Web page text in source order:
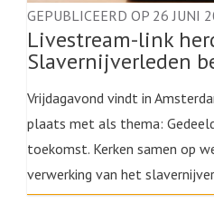
GEPUBLICEERD OP 26 JUNI
Livestream-link
Slavernijverleden
Vrijdagavond vindt in
plaats met als thema:
toekomst. Kerken samen op
verwerking van het